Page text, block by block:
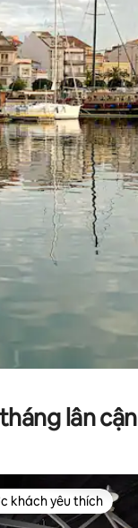
tác chạm hoặc vuốt.
lân cận
khách yêu thích
khách yêu thích